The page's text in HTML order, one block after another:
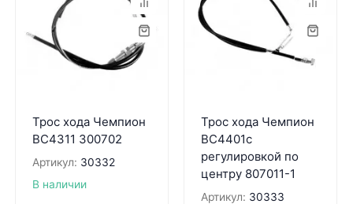
Трос хода Чемпион
BC4311 300702
Артикул: 30332
В наличии
Трос хода Чемпион
BC4401с
регулировкой по
центру 807011-1
Артикул: 30333